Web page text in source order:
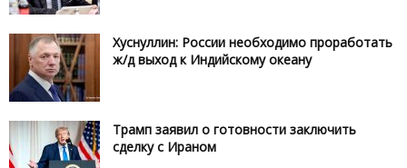
Хуснуллин: России необходимо проработать
ж/д выход к Индийскому океану
Трамп заявил о готовности заключить
сделку с Ираном